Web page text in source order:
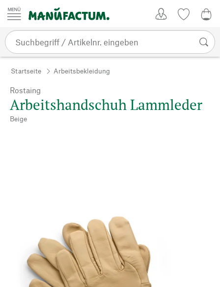
Zum Inhalt springen
Startseite Arbeitsbekleidung
Rostaing
Arbeitshandschuh Lammleder
Beige